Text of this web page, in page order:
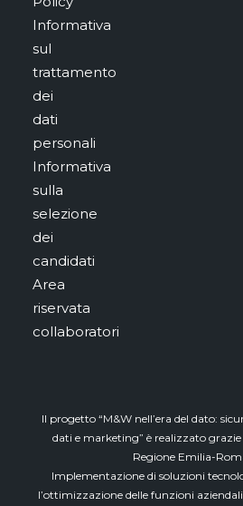
Informativa
sul
trattamento
dei
dati
personali
Informativa
sulla
selezione
dei
candidati
Area
riservata
collaboratori
Il progetto “M&W nell’era del dato:
dati e marketing” è realizzato grazie
Regione Emilia-
Implementazione di soluzioni
l’ottimizzazione delle funzioni